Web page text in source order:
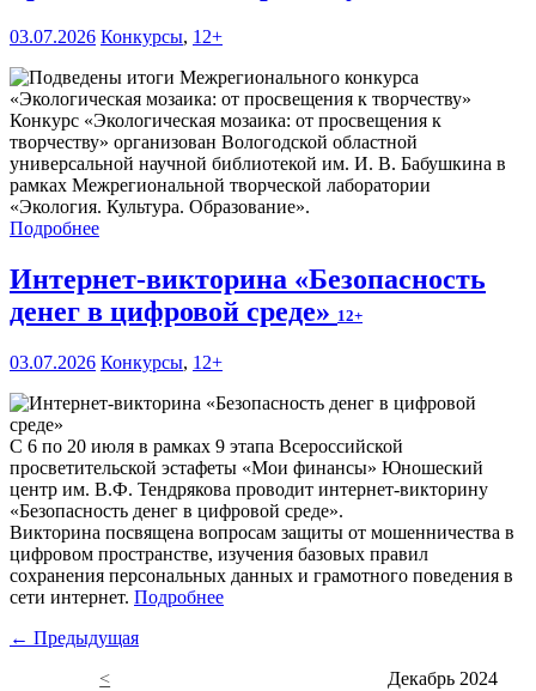
03.07.2026 Конкурсы, 12+
Конкурс «Экологическая мозаика: от просвещения к
творчеству» организован Вологодской областной
универсальной научной библиотекой им. И. В. Бабушкина в
рамках Межрегиональной творческой лаборатории
«Экология. Культура. Образование».
Подробнее
Интернет-викторина «Безопасность
денег в цифровой среде» 12+
03.07.2026 Конкурсы, 12+
С 6 по 20 июля в рамках 9 этапа Всероссийской
просветительской эстафеты «Мои финансы» Юношеский
центр им. В.Ф. Тендрякова проводит интернет-викторину
«Безопасность денег в цифровой среде».
Викторина посвящена вопросам защиты от мошенничества в
цифровом пространстве, изучения базовых правил
сохранения персональных данных и грамотного поведения в
сети интернет. Подробнее
← Предыдущая
<
Декабрь 2024